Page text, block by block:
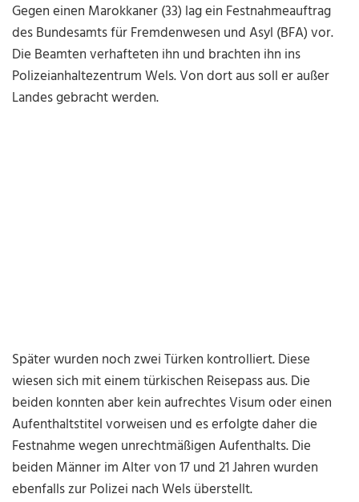
Gegen einen Marokkaner (33) lag ein Festnahmeauftrag
des Bundesamts für Fremdenwesen und Asyl (BFA) vor.
Die Beamten verhafteten ihn und brachten ihn ins
Polizeianhaltezentrum Wels. Von dort aus soll er außer
Landes gebracht werden.
Später wurden noch zwei Türken kontrolliert. Diese
wiesen sich mit einem türkischen Reisepass aus. Die
beiden konnten aber kein aufrechtes Visum oder einen
Aufenthaltstitel vorweisen und es erfolgte daher die
Festnahme wegen unrechtmäßigen Aufenthalts. Die
beiden Männer im Alter von 17 und 21 Jahren wurden
ebenfalls zur Polizei nach Wels überstellt.